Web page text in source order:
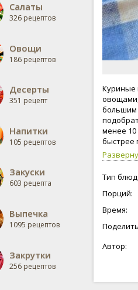
Салаты
326 рецептов
Овощи
186 рецептов
Десерты
351 рецепт
Напитки
105 рецептов
Закуски
603 рецепта
Выпечка
1095 рецептов
Закрутки
256 рецептов
Куриные
большим
менее 10
быстрее
о них на
Тип
Порций:
Время:
Автор: